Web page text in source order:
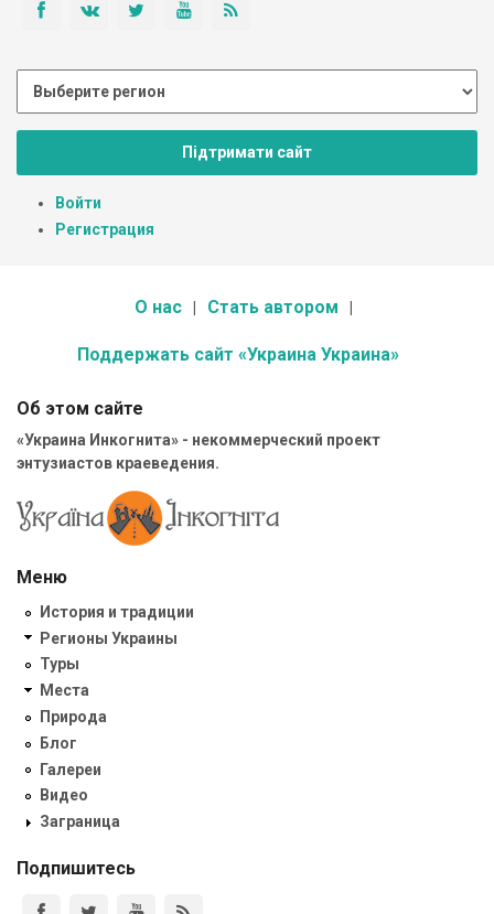
Підтримати сайт
Войти
Регистрация
О нас Стать автором
Поддержать сайт «Украина Украина»
Об этом сайте
«Украина Инкогнита» - некоммерческий проект
энтузиастов краеведения.
Меню
История и традиции
Регионы Украины
Туры
Места
Природа
Блог
Галереи
Видео
Заграница
Подпишитесь